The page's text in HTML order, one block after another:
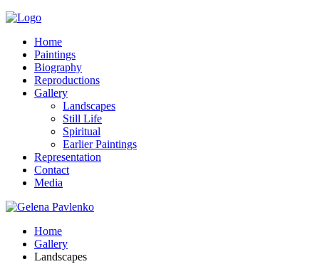
Home
Paintings
Biography
Reproductions
Gallery
Landscapes
Still Life
Spiritual
Earlier Paintings
Representation
Contact
Media
Home
Gallery
Landscapes